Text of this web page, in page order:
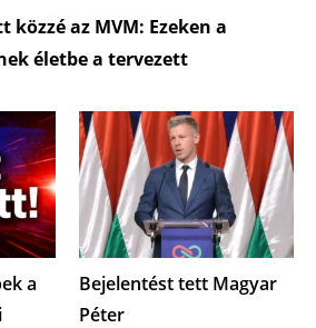
az MVM: Ezeken a
életbe a tervezett
a
Bejelentést tett Magyar
Péter